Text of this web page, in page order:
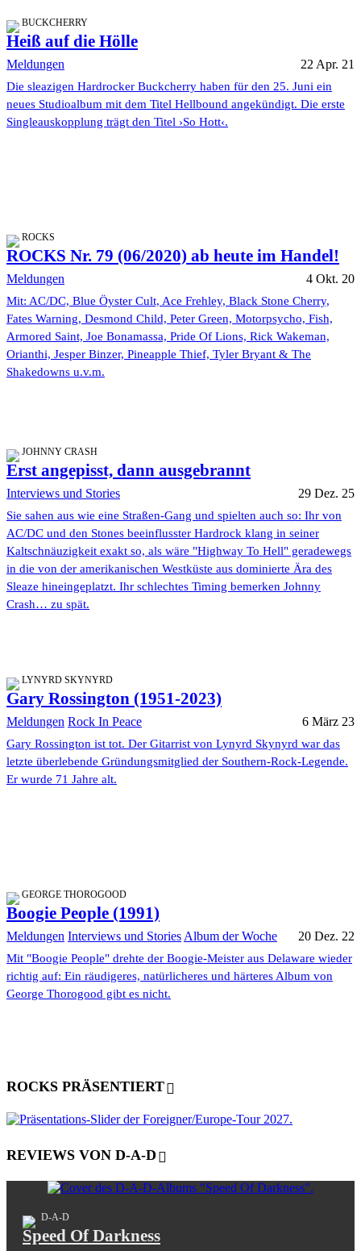
BUCKCHERRY
Heiß auf die Hölle
Meldungen 22 Apr. 21
Die sleazigen Hardrocker Buckcherry haben für den 25. Juni ein
neues Studioalbum mit dem Titel Hellbound angekündigt. Die erste
Singleauskopplung trägt den Titel ›So Hott‹.
ROCKS
ROCKS Nr. 79 (06/2020) ab heute im Handel!
Meldungen 4 Okt. 20
Mit: AC/DC, Blue Öyster Cult, Ace Frehley, Black Stone Cherry,
Fates Warning, Desmond Child, Peter Green, Motorpsycho, Fish,
Armored Saint, Joe Bonamassa, Pride Of Lions, Rick Wakeman,
Orianthi, Jesper Binzer, Pineapple Thief, Tyler Bryant & The
Shakedowns u.v.m.
JOHNNY CRASH
Erst angepisst, dann ausgebrannt
Interviews und Stories 29 Dez. 25
Sie sahen aus wie eine Straßen-Gang und spielten auch so: Ihr von
AC/DC und den Stones beeinflusster Hardrock klang in seiner
Kaltschnäuzigkeit exakt so, als wäre "Highway To Hell" geradewegs
in die von der amerikanischen Westküste aus dominierte Ära des
Sleaze hineingeplatzt. Ihr schlechtes Timing bemerken Johnny
Crash… zu spät.
LYNYRD SKYNYRD
Gary Rossington (1951-2023)
Meldungen Rock In Peace 6 März 23
Gary Rossington ist tot. Der Gitarrist von Lynyrd Skynyrd war das
letzte überlebende Gründungsmitglied der Southern-Rock-Legende.
Er wurde 71 Jahre alt.
GEORGE THOROGOOD
Boogie People (1991)
Meldungen Interviews und StoriesAlbum der Woche 20 Dez. 22
Mit "Boogie People" drehte der Boogie-Meister aus Delaware wieder
richtig auf: Ein räudigeres, natürlicheres und härteres Album von
George Thorogood gibt es nicht.
ROCKS PRÄSENTIERT
REVIEWS VON D-A-D
D-A-D
Speed Of Darkness